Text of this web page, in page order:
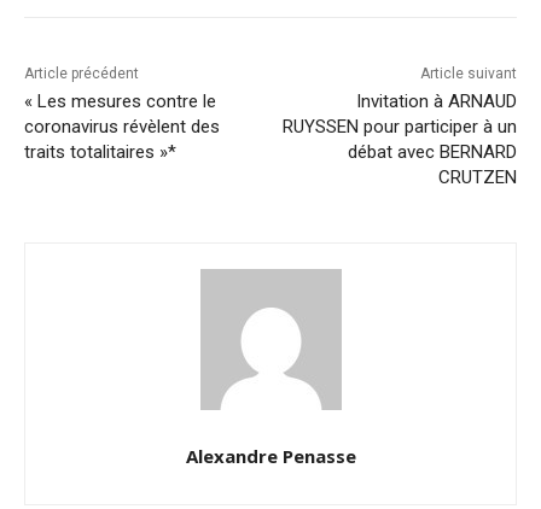
Article précédent
« Les mesures contre le
coronavirus révèlent des
traits totalitaires »*
Article suivant
Invitation à ARNAUD
RUYSSEN pour participer à un
débat avec BERNARD
CRUTZEN
Alexandre Penasse